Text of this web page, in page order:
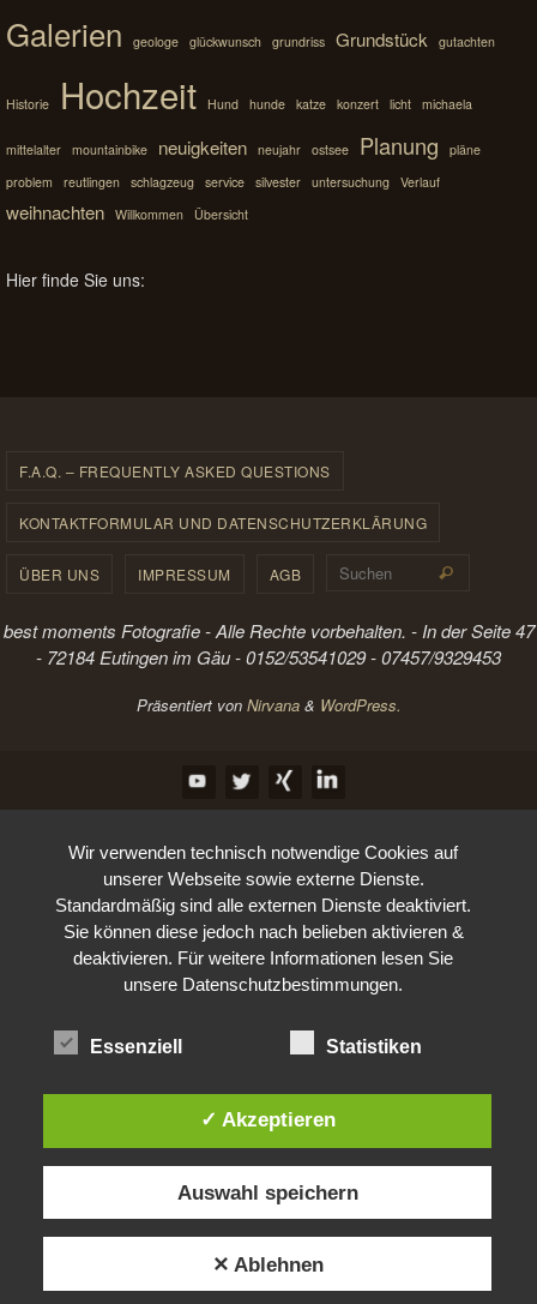
Galerien
geologe glückwunsch grundriss Grundstück gutachten
Historie Hochzeit Hund hunde katze konzert licht michaela
mittelalter mountainbike neuigkeiten neujahr ostsee Planung
pläne
problem
reutlingen schlagzeug service silvester untersuchung Verlauf
weihnachten Willkommen Übersicht
Hier finde Sie uns:
F.A.Q. – FREQUENTLY ASKED QUESTIONS
KONTAKTFORMULAR UND DATENSCHUTZERKLÄRUNG
ÜBER UNS IMPRESSUM AGB Suchen
best moments Fotografie - Alle Rechte vorbehalten. - In der Seite 47
- 72184 Eutingen im Gäu - 0152/53541029 - 07457/9329453
Präsentiert von Nirvana& WordPress.
Wir verwenden technisch notwendige Cookies auf
unserer Webseite sowie externe Dienste.
Standardmäßig sind alle externen Dienste deaktiviert.
Sie können diese jedoch nach belieben aktivieren &
deaktivieren. Für weitere Informationen lesen Sie
unsere Datenschutzbestimmungen.
Essenziell Statistiken
✓ Akzeptieren
Auswahl speichern
✕ Ablehnen